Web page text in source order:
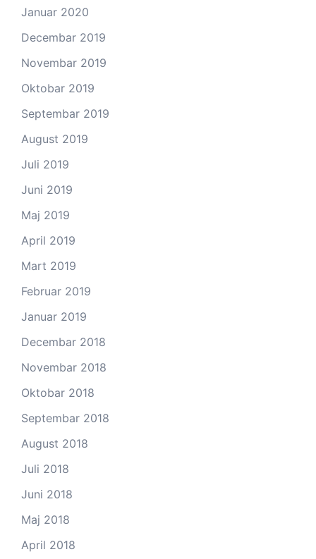
Januar 2020
Decembar 2019
Novembar 2019
Oktobar 2019
Septembar 2019
August 2019
Juli 2019
Juni 2019
Maj 2019
April 2019
Mart 2019
Februar 2019
Januar 2019
Decembar 2018
Novembar 2018
Oktobar 2018
Septembar 2018
August 2018
Juli 2018
Juni 2018
Maj 2018
April 2018